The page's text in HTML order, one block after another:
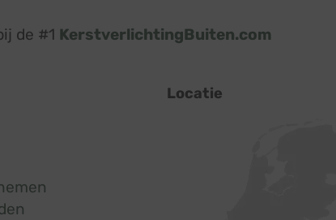
de #1 KerstverlichtingBuiten.com
Locatie